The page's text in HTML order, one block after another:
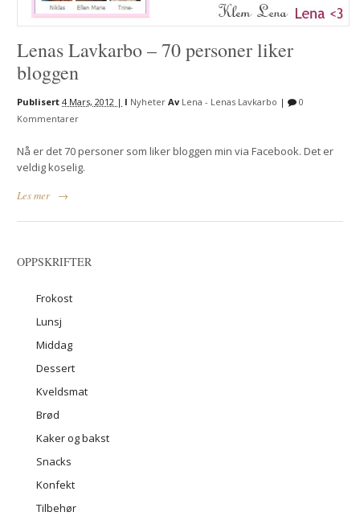
Lenas Lavkarbo – 70 personer liker
bloggen
Publisert4 Mars, 2012 | I Nyheter Av Lena - Lenas Lavkarbo |
0
Kommentarer
Nå er det 70 personer som liker bloggen min via Facebook. Det er
veldig koselig.
Les mer
→
OPPSKRIFTER
Frokost
Lunsj
Middag
Dessert
Kveldsmat
Brød
Kaker og bakst
Snacks
Konfekt
Tilbehør